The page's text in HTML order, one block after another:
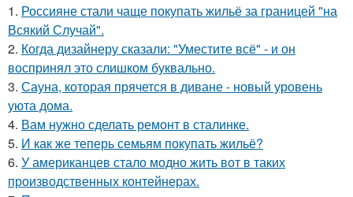
1. Россияне стали чаще покупать жильё за границей "на
Всякий Случай".
2. Когда дизайнеру сказали: "Уместите всё" - и он
воспринял это слишком буквально.
3. Сауна, которая прячется в диване - новый уровень
уюта дома.
4. Вам нужно сделать ремонт в сталинке.
5. И как же теперь семьям покупать жильё?
6. У американцев стало модно жить вот в таких
производственных контейнерах.